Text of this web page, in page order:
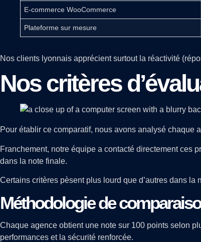
E-commerce WooCommerce
Plateforme sur mesure
Nos clients lyonnais apprécient surtout la réactivité
Nos critères
Pour établir ce comparatif, nous avons analysé chaque
Franchement, notre équipe a contacté directement ces
dans la note finale.
Certains critères pèsent plus lourd que d’autres dans
Méthodologie de
Chaque agence obtient une note sur 100 points selon
performances et la sécurité renforcée.